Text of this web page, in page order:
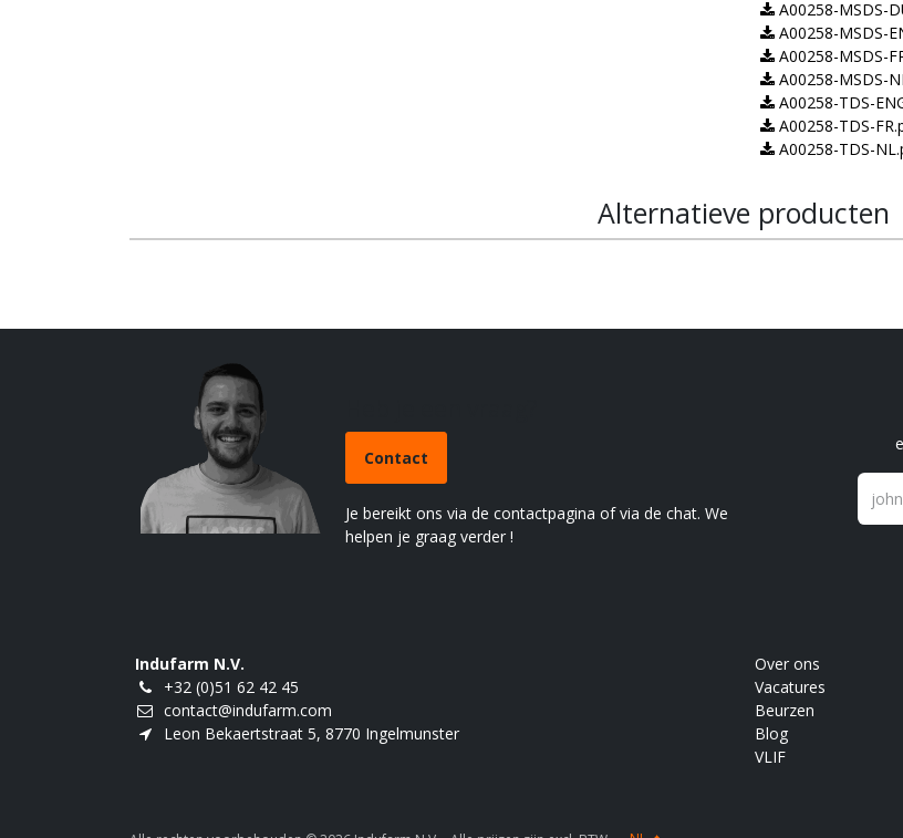
A00258-MSDS-
A00258-MSDS-
A00258-MSDS-
A00258-MSDS-
A00258-TDS-
A00258-TDS-
A00258-TDS-
Alternatieve producten
Contact
Je bereikt ons via de contactpagina of via de chat. We
helpen je graag verder !
Indufarm N.V.
+32 (0)51 62 42 45
contact@indufarm.com
Leon Bekaertstraat 5, 8770 Ingelmunster
Over ons
Vacatures
Beurzen
Blog
VLIF